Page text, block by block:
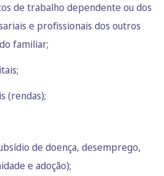
de trabalho dependente ou dos
e profissionais dos outros
familiar;
(rendas);
de doença, desemprego,
e adoção);